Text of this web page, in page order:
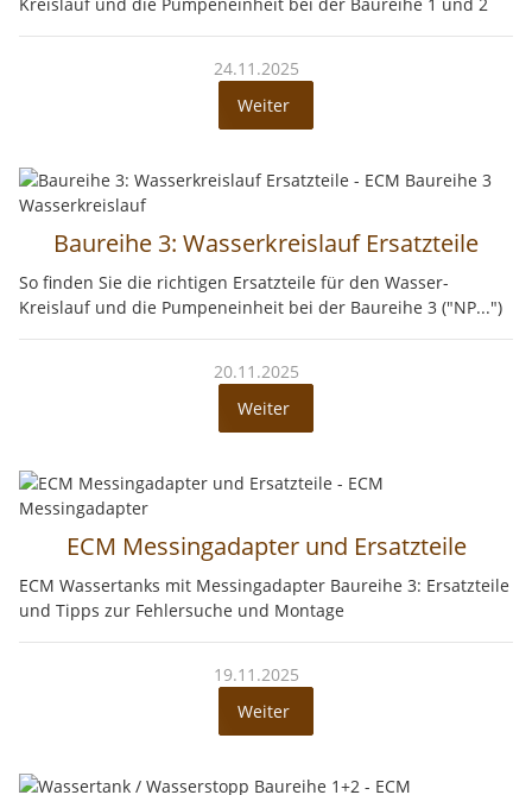
24.11.2025
Weiter
Baureihe 3: Wasserkreislauf Ersatzteile
So finden Sie die richtigen Ersatzteile für den Wasser-
Kreislauf und die Pumpeneinheit bei der Baureihe 3 ("NP...")
20.11.2025
Weiter
ECM Messingadapter und Ersatzteile
ECM Wassertanks mit Messingadapter Baureihe 3: Ersatzteile
und Tipps zur Fehlersuche und Montage
19.11.2025
Weiter